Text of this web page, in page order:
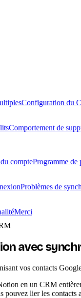
Configuration du
Comportement de
compteProgramme de
Problèmes de
Merci
avec
vos contacts
en un CRM
pouvez lier les contacts